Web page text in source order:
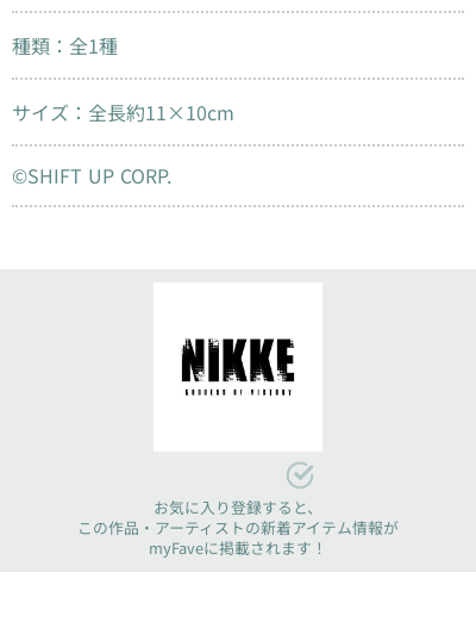
種類：全1種
サイズ：全長約11×10cm
©SHIFT UP CORP.
お気に入り登録すると、
この作品・アーティストの新着アイテム情報が
myFaveに掲載されます！